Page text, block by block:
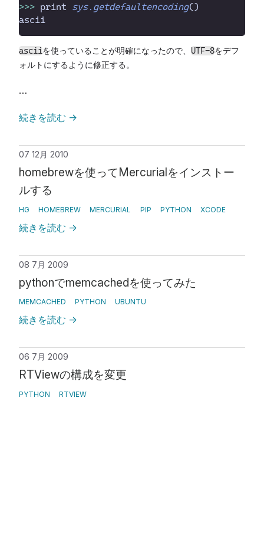
>>> print sys.getdefaultencoding()
asciiを使っていることが明確になったので、 UTF-8をデフ
ォルトにするように修正する。
…
続きを読む →
07 12月 2010
homebrewを使ってMercurialをインストー
ルする
HG HOMEBREW MERCURIAL PIP PYTHON XCODE
続きを読む →
08 7月 2009
pythonでmemcachedを使ってみた
MEMCACHED PYTHON UBUNTU
続きを読む →
06 7月 2009
RTViewの構成を変更
PYTHON RTVIEW